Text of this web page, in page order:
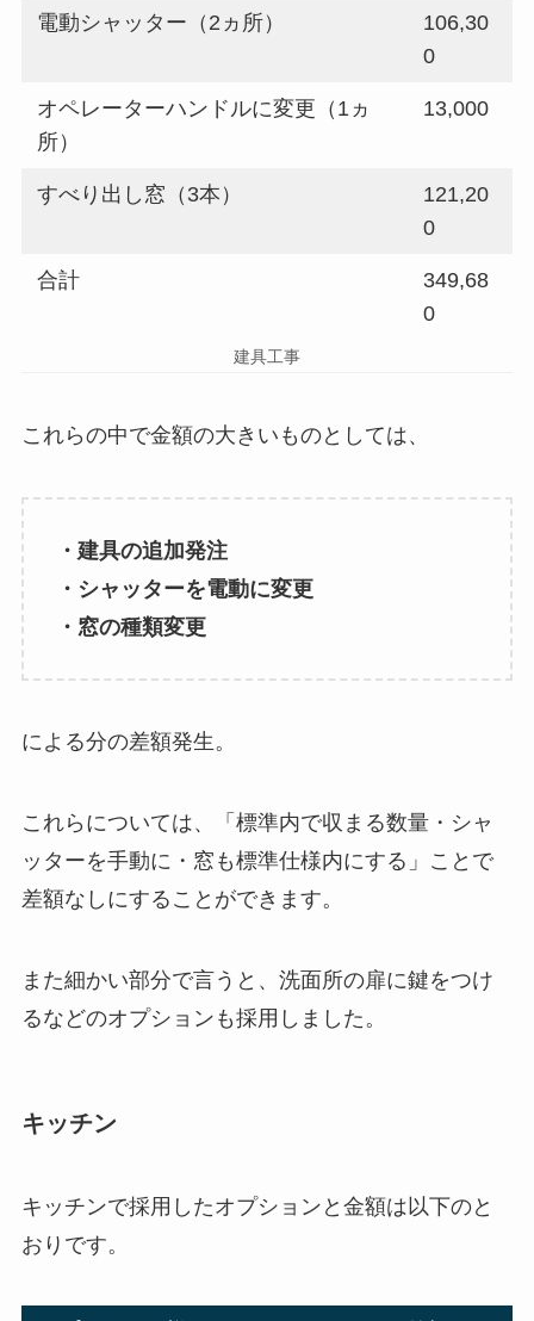
電動シャッター（2ヵ所）
106,30
0
オペレーターハンドルに変更（1ヵ
所）
13,000
すべり出し窓（3本）
121,20
0
合計
349,68
0
建具工事
これらの中で金額の大きいものとしては、
・建具の追加発注
・シャッターを電動に変更
・窓の種類変更
による分の差額発生。
これらについては、「標準内で収まる数量・シャ
ッターを手動に・窓も標準仕様内にする」ことで
差額なしにすることができます。
また細かい部分で言うと、洗面所の扉に鍵をつけ
るなどのオプションも採用しました。
キッチン
キッチンで採用したオプションと金額は以下のと
おりです。